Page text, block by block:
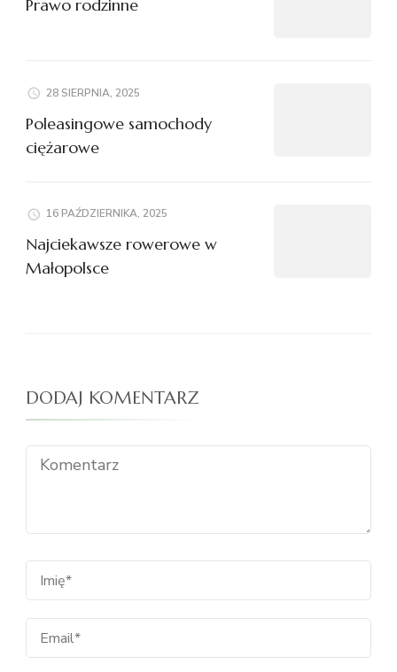
Prawo rodzinne
28 SIERPNIA, 2025
Poleasingowe samochody
ciężarowe
16 PAŹDZIERNIKA, 2025
Najciekawsze rowerowe w
Małopolsce
DODAJ KOMENTARZ